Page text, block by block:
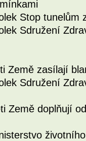
Stop tunelům
Sdružení
Země zasílají
Sdružení
Země doplňují